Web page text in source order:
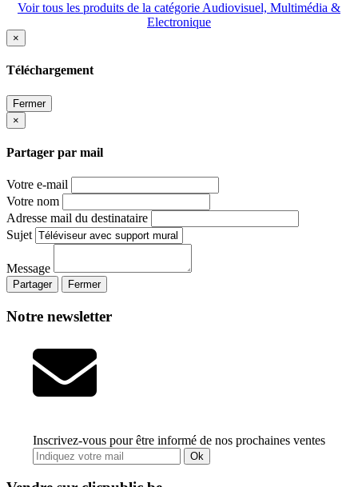
Voir tous les produits de la catégorie Audiovisuel, Multimédia &
Electronique
×
Téléchargement
Fermer
×
Partager par mail
Votre e-mail
Votre nom
Adresse mail du destinataire
Sujet
Message
Partager Fermer
Notre newsletter
Inscrivez-vous pour être informé de nos prochaines ventes
Ok